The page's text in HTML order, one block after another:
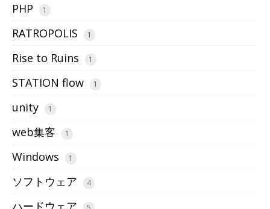
PHP 1
RATROPOLIS 1
Rise to Ruins 1
STATION flow 1
unity 1
web集客 1
Windows 1
ソフトウェア 4
ハードウェア